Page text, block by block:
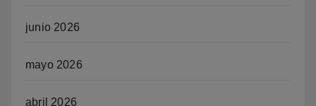
junio 2026
mayo 2026
abril 2026